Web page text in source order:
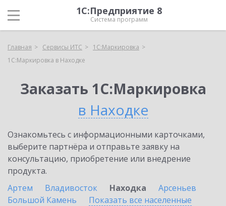
1С:Предприятие 8
Система программ
Главная Сервисы ИТС
1С:Маркировка
1С:Маркировка в Находке
Заказать 1С:Маркировка
в Находке
Ознакомьтесь с информационными карточками,
выберите партнёра и отправьте заявку на
консультацию, приобретение или внедрение
продукта.
Артем
Владивосток Находка
Арсеньев
Большой Камень
Показать все населенные